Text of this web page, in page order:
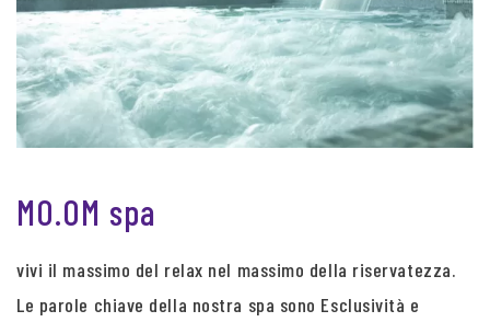
MO.OM spa
vivi il massimo del relax nel massimo della riservatezza.
Le parole chiave della nostra spa sono Esclusività e